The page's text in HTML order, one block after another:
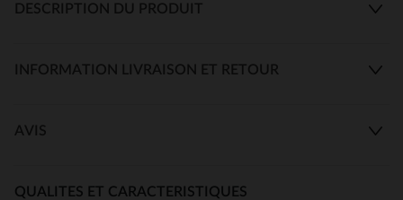
DESCRIPTION DU PRODUIT
INFORMATION LIVRAISON ET RETOUR
AVIS
QUALITES ET CARACTERISTIQUES